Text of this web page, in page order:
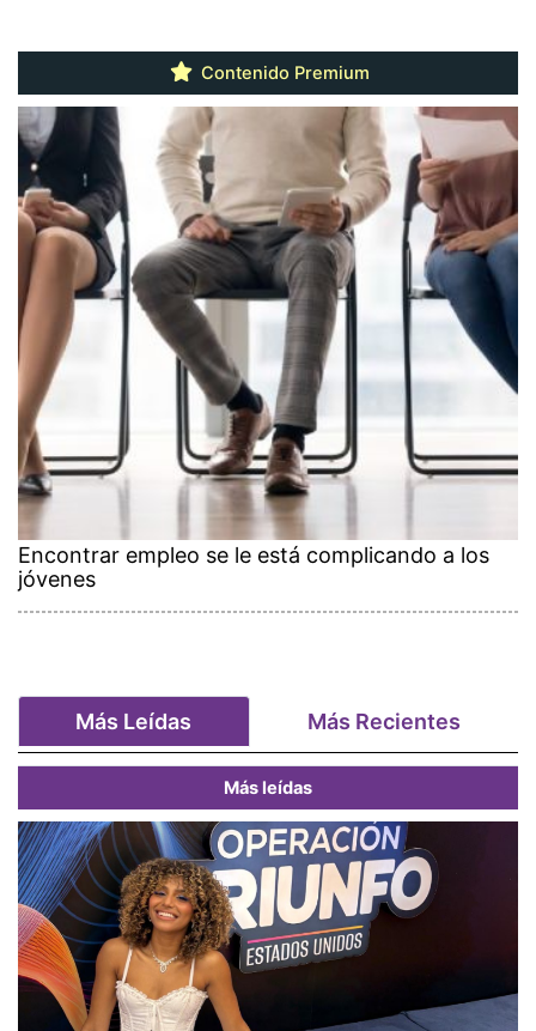
Contenido Premium
Encontrar empleo se le está complicando a los
jóvenes
Más Leídas Más Recientes
Más leídas